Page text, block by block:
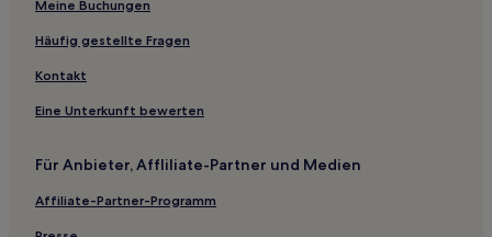
Hotels nahe Fowler Street Shopping Center
Hotels nahe Clam Pass Park
Edison Park Historic District: Hotels
Hotels nahe Turner Beach
Hotels nahe ​Boca Grande Marina
Hotels nahe Sanibel Harbour Beach
Meine Buchungen
Häufig gestellte Fragen
Kontakt
Eine Unterkunft bewerten
Für Anbieter, Affliliate-Partner und Medien
Affiliate-Partner-Programm